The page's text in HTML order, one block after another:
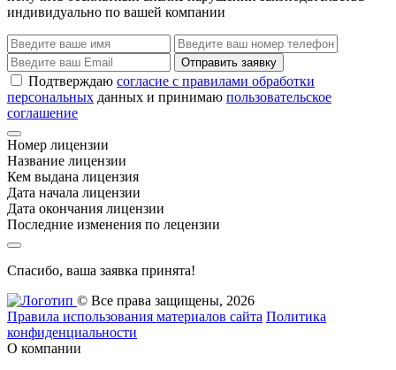
индивидуально по вашей компании
Отправить заявку
Подтверждаю согласие с правилами обработки
персональных данных и принимаю пользовательское
соглашение
Номер лицензии
Название лицензии
Кем выдана лицензия
Дата начала лицензии
Дата окончания лицензии
Последние изменения по лецензии
Спасибо, ваша заявка принята!
© Все права защищены, 2026
Правила использования материалов сайта Политика
конфиденциальности
О компании